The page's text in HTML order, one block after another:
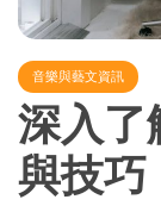
音樂與藝文資訊
深入了
與技巧